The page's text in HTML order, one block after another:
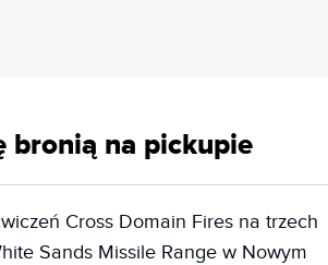
bronią na pickupie
Cross Domain Fires na trzech
Sands Missile Range w Nowym